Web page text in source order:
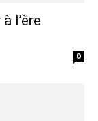
l’ère
0